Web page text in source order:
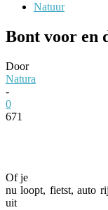
Natuur
Bont voor en
Door
Natura
-
0
671
Of je
nu loopt, fietst, auto
uit